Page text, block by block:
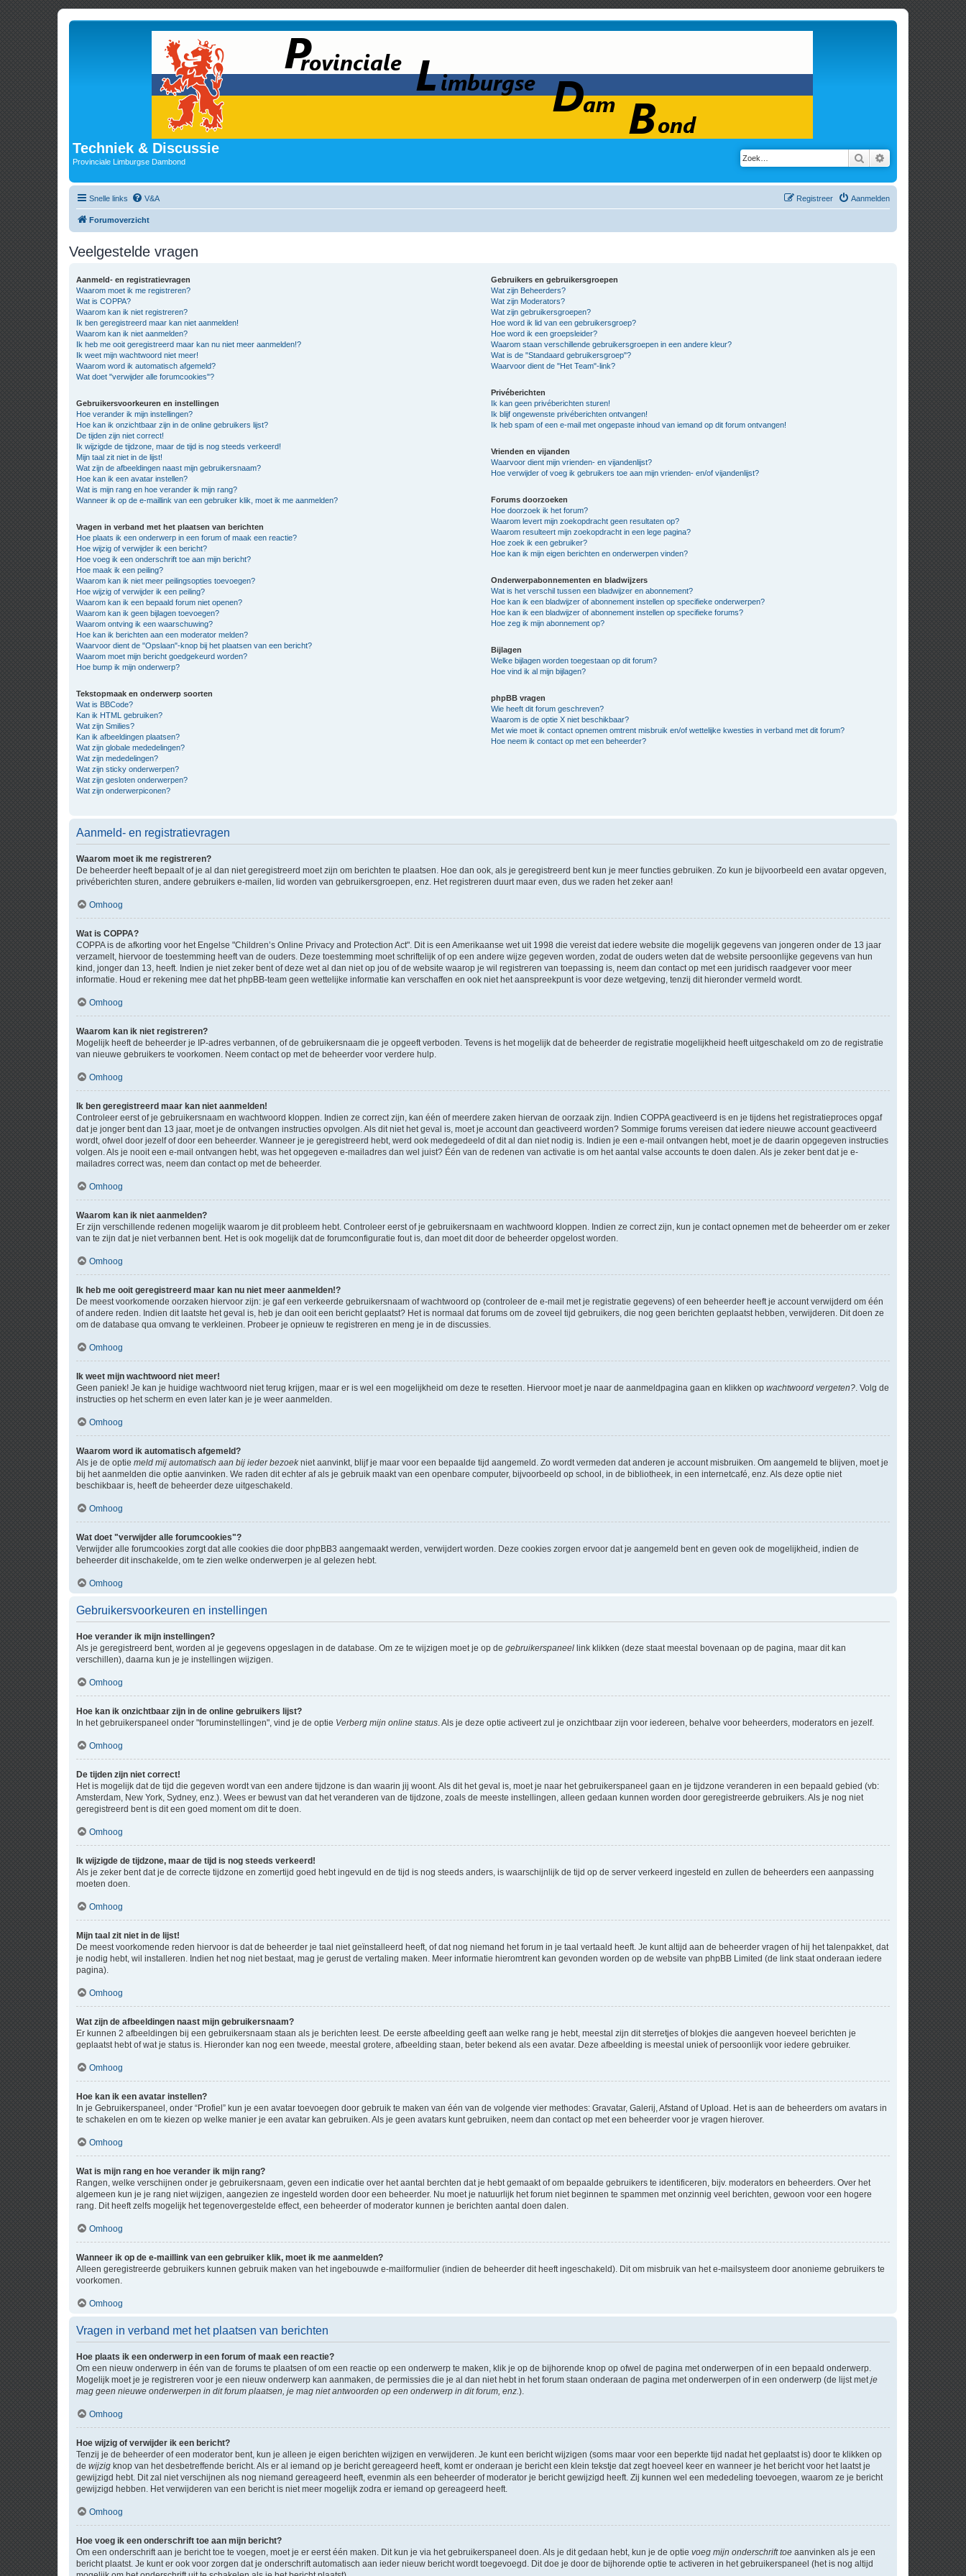
Techniek & Discussie
Provinciale Limburgse Dambond Zoek Uitgebreid zoeken
Snelle links V&A Aanmelden
Registreer
Forumoverzicht
Veelgestelde vragen
Aanmeld- en registratievragen
Waarom moet ik me registreren?
Wat is COPPA?
Waarom kan ik niet registreren?
Ik ben geregistreerd maar kan niet aanmelden!
Waarom kan ik niet aanmelden?
Ik heb me ooit geregistreerd maar kan nu niet meer aanmelden!?
Ik weet mijn wachtwoord niet meer!
Waarom word ik automatisch afgemeld?
Wat doet "verwijder alle forumcookies"?
Gebruikersvoorkeuren en instellingen
Hoe verander ik mijn instellingen?
Hoe kan ik onzichtbaar zijn in de online gebruikers lijst?
De tijden zijn niet correct!
Ik wijzigde de tijdzone, maar de tijd is nog steeds verkeerd!
Mijn taal zit niet in de lijst!
Wat zijn de afbeeldingen naast mijn gebruikersnaam?
Hoe kan ik een avatar instellen?
Wat is mijn rang en hoe verander ik mijn rang?
Wanneer ik op de e-maillink van een gebruiker klik, moet ik me aanmelden?
Vragen in verband met het plaatsen van berichten
Hoe plaats ik een onderwerp in een forum of maak een reactie?
Hoe wijzig of verwijder ik een bericht?
Hoe voeg ik een onderschrift toe aan mijn bericht?
Hoe maak ik een peiling?
Waarom kan ik niet meer peilingsopties toevoegen?
Hoe wijzig of verwijder ik een peiling?
Waarom kan ik een bepaald forum niet openen?
Waarom kan ik geen bijlagen toevoegen?
Waarom ontving ik een waarschuwing?
Hoe kan ik berichten aan een moderator melden?
Waarvoor dient de "Opslaan"-knop bij het plaatsen van een bericht?
Waarom moet mijn bericht goedgekeurd worden?
Hoe bump ik mijn onderwerp?
Tekstopmaak en onderwerp soorten
Wat is BBCode?
Kan ik HTML gebruiken?
Wat zijn Smilies?
Kan ik afbeeldingen plaatsen?
Wat zijn globale mededelingen?
Wat zijn mededelingen?
Wat zijn sticky onderwerpen?
Wat zijn gesloten onderwerpen?
Wat zijn onderwerpiconen?
Gebruikers en gebruikersgroepen
Wat zijn Beheerders?
Wat zijn Moderators?
Wat zijn gebruikersgroepen?
Hoe word ik lid van een gebruikersgroep?
Hoe word ik een groepsleider?
Waarom staan verschillende gebruikersgroepen in een andere kleur?
Wat is de "Standaard gebruikersgroep"?
Waarvoor dient de "Het Team"-link?
Privéberichten
Ik kan geen privéberichten sturen!
Ik blijf ongewenste privéberichten ontvangen!
Ik heb spam of een e-mail met ongepaste inhoud van iemand op dit forum ontvangen!
Vrienden en vijanden
Waarvoor dient mijn vrienden- en vijandenlijst?
Hoe verwijder of voeg ik gebruikers toe aan mijn vrienden- en/of vijandenlijst?
Forums doorzoeken
Hoe doorzoek ik het forum?
Waarom levert mijn zoekopdracht geen resultaten op?
Waarom resulteert mijn zoekopdracht in een lege pagina?
Hoe zoek ik een gebruiker?
Hoe kan ik mijn eigen berichten en onderwerpen vinden?
Onderwerpabonnementen en bladwijzers
Wat is het verschil tussen een bladwijzer en abonnement?
Hoe kan ik een bladwijzer of abonnement instellen op specifieke onderwerpen?
Hoe kan ik een bladwijzer of abonnement instellen op specifieke forums?
Hoe zeg ik mijn abonnement op?
Bijlagen
Welke bijlagen worden toegestaan op dit forum?
Hoe vind ik al mijn bijlagen?
phpBB vragen
Wie heeft dit forum geschreven?
Waarom is de optie X niet beschikbaar?
Met wie moet ik contact opnemen omtrent misbruik en/of wettelijke kwesties in verband met dit forum?
Hoe neem ik contact op met een beheerder?
Aanmeld- en registratievragen
Waarom moet ik me registreren?
De beheerder heeft bepaalt of je al dan niet geregistreerd moet zijn om berichten te plaatsen. Hoe dan ook, als je geregistreerd bent kun je meer functies gebruiken. Zo kun je bijvoorbeeld een avatar opgeven,
privéberichten sturen, andere gebruikers e-mailen, lid worden van gebruikersgroepen, enz. Het registreren duurt maar even, dus we raden het zeker aan!
Omhoog
Wat is COPPA?
COPPA is de afkorting voor het Engelse "Children’s Online Privacy and Protection Act". Dit is een Amerikaanse wet uit 1998 die vereist dat iedere website die mogelijk gegevens van jongeren onder de 13 jaar
verzamelt, hiervoor de toestemming heeft van de ouders. Deze toestemming moet schriftelijk of op een andere wijze gegeven worden, zodat de ouders weten dat de website persoonlijke gegevens van hun
kind, jonger dan 13, heeft. Indien je niet zeker bent of deze wet al dan niet op jou of de website waarop je wil registreren van toepassing is, neem dan contact op met een juridisch raadgever voor meer
informatie. Houd er rekening mee dat het phpBB-team geen wettelijke informatie kan verschaffen en ook niet het aanspreekpunt is voor deze wetgeving, tenzij dit hieronder vermeld wordt.
Omhoog
Waarom kan ik niet registreren?
Mogelijk heeft de beheerder je IP-adres verbannen, of de gebruikersnaam die je opgeeft verboden. Tevens is het mogelijk dat de beheerder de registratie mogelijkheid heeft uitgeschakeld om zo de registratie
van nieuwe gebruikers te voorkomen. Neem contact op met de beheerder voor verdere hulp.
Omhoog
Ik ben geregistreerd maar kan niet aanmelden!
Controleer eerst of je gebruikersnaam en wachtwoord kloppen. Indien ze correct zijn, kan één of meerdere zaken hiervan de oorzaak zijn. Indien COPPA geactiveerd is en je tijdens het registratieproces opgaf
dat je jonger bent dan 13 jaar, moet je de ontvangen instructies opvolgen. Als dit niet het geval is, moet je account dan geactiveerd worden? Sommige forums vereisen dat iedere nieuwe account geactiveerd
wordt, ofwel door jezelf of door een beheerder. Wanneer je je geregistreerd hebt, werd ook medegedeeld of dit al dan niet nodig is. Indien je een e-mail ontvangen hebt, moet je de daarin opgegeven instructies
volgen. Als je nooit een e-mail ontvangen hebt, was het opgegeven e-mailadres dan wel juist? Één van de redenen van activatie is om het aantal valse accounts te doen dalen. Als je zeker bent dat je e-
mailadres correct was, neem dan contact op met de beheerder.
Omhoog
Waarom kan ik niet aanmelden?
Er zijn verschillende redenen mogelijk waarom je dit probleem hebt. Controleer eerst of je gebruikersnaam en wachtwoord kloppen. Indien ze correct zijn, kun je contact opnemen met de beheerder om er zeker
van te zijn dat je niet verbannen bent. Het is ook mogelijk dat de forumconfiguratie fout is, dan moet dit door de beheerder opgelost worden.
Omhoog
Ik heb me ooit geregistreerd maar kan nu niet meer aanmelden!?
De meest voorkomende oorzaken hiervoor zijn: je gaf een verkeerde gebruikersnaam of wachtwoord op (controleer de e-mail met je registratie gegevens) of een beheerder heeft je account verwijderd om één
of andere reden. Indien dit laatste het geval is, heb je dan ooit een bericht geplaatst? Het is normaal dat forums om de zoveel tijd gebruikers, die nog geen berichten geplaatst hebben, verwijderen. Dit doen ze
om de database qua omvang te verkleinen. Probeer je opnieuw te registreren en meng je in de discussies.
Omhoog
Ik weet mijn wachtwoord niet meer!
Geen paniek! Je kan je huidige wachtwoord niet terug krijgen, maar er is wel een mogelijkheid om deze te resetten. Hiervoor moet je naar de aanmeldpagina gaan en klikken op wachtwoord vergeten? . Volg de
instructies op het scherm en even later kan je je weer aanmelden.
Omhoog
Waarom word ik automatisch afgemeld?
Als je de optie meld mij automatisch aan bij ieder bezoekniet aanvinkt, blijf je maar voor een bepaalde tijd aangemeld. Zo wordt vermeden dat anderen je account misbruiken. Om aangemeld te blijven, moet je
bij het aanmelden die optie aanvinken. We raden dit echter af als je gebruik maakt van een openbare computer, bijvoorbeeld op school, in de bibliotheek, in een internetcafé, enz. Als deze optie niet
beschikbaar is, heeft de beheerder deze uitgeschakeld.
Omhoog
Wat doet "verwijder alle forumcookies"?
Verwijder alle forumcookies zorgt dat alle cookies die door phpBB3 aangemaakt werden, verwijdert worden. Deze cookies zorgen ervoor dat je aangemeld bent en geven ook de mogelijkheid, indien de
beheerder dit inschakelde, om te zien welke onderwerpen je al gelezen hebt.
Omhoog
Gebruikersvoorkeuren en instellingen
Hoe verander ik mijn instellingen?
Als je geregistreerd bent, worden al je gegevens opgeslagen in de database. Om ze te wijzigen moet je op de gebruikerspaneel link klikken (deze staat meestal bovenaan op de pagina, maar dit kan
verschillen), daarna kun je je instellingen wijzigen.
Omhoog
Hoe kan ik onzichtbaar zijn in de online gebruikers lijst?
In het gebruikerspaneel onder "foruminstellingen", vind je de optie Verberg mijn online status . Als je deze optie activeert zul je onzichtbaar zijn voor iedereen, behalve voor beheerders, moderators en jezelf.
Omhoog
De tijden zijn niet correct!
Het is mogelijk dat de tijd die gegeven wordt van een andere tijdzone is dan waarin jij woont. Als dit het geval is, moet je naar het gebruikerspaneel gaan en je tijdzone veranderen in een bepaald gebied (vb:
Amsterdam, New York, Sydney, enz.). Wees er bewust van dat het veranderen van de tijdzone, zoals de meeste instellingen, alleen gedaan kunnen worden door geregistreerde gebruikers. Als je nog niet
geregistreerd bent is dit een goed moment om dit te doen.
Omhoog
Ik wijzigde de tijdzone, maar de tijd is nog steeds verkeerd!
Als je zeker bent dat je de correcte tijdzone en zomertijd goed hebt ingevuld en de tijd is nog steeds anders, is waarschijnlijk de tijd op de server verkeerd ingesteld en zullen de beheerders een aanpassing
moeten doen.
Omhoog
Mijn taal zit niet in de lijst!
De meest voorkomende reden hiervoor is dat de beheerder je taal niet geïnstalleerd heeft, of dat nog niemand het forum in je taal vertaald heeft. Je kunt altijd aan de beheerder vragen of hij het talenpakket, dat
je nodig hebt, wil installeren. Indien het nog niet bestaat, mag je gerust de vertaling maken. Meer informatie hieromtrent kan gevonden worden op de website van phpBB Limited (de link staat onderaan iedere
pagina).
Omhoog
Wat zijn de afbeeldingen naast mijn gebruikersnaam?
Er kunnen 2 afbeeldingen bij een gebruikersnaam staan als je berichten leest. De eerste afbeelding geeft aan welke rang je hebt, meestal zijn dit sterretjes of blokjes die aangeven hoeveel berichten je
geplaatst hebt of wat je status is. Hieronder kan nog een tweede, meestal grotere, afbeelding staan, beter bekend als een avatar. Deze afbeelding is meestal uniek of persoonlijk voor iedere gebruiker.
Omhoog
Hoe kan ik een avatar instellen?
In je Gebruikerspaneel, onder “Profiel” kun je een avatar toevoegen door gebruik te maken van één van de volgende vier methodes: Gravatar, Galerij, Afstand of Upload. Het is aan de beheerders om avatars in
te schakelen en om te kiezen op welke manier je een avatar kan gebruiken. Als je geen avatars kunt gebruiken, neem dan contact op met een beheerder voor je vragen hierover.
Omhoog
Wat is mijn rang en hoe verander ik mijn rang?
Rangen, welke verschijnen onder je gebruikersnaam, geven een indicatie over het aantal berchten dat je hebt gemaakt of om bepaalde gebruikers te identificeren, bijv. moderators en beheerders. Over het
algemeen kun je je rang niet wijzigen, aangezien ze ingesteld worden door een beheerder. Nu moet je natuurlijk het forum niet beginnen te spammen met onzinnig veel berichten, gewoon voor een hogere
rang. Dit heeft zelfs mogelijk het tegenovergestelde effect, een beheerder of moderator kunnen je berichten aantal doen dalen.
Omhoog
Wanneer ik op de e-maillink van een gebruiker klik, moet ik me aanmelden?
Alleen geregistreerde gebruikers kunnen gebruik maken van het ingebouwde e-mailformulier (indien de beheerder dit heeft ingeschakeld). Dit om misbruik van het e-mailsysteem door anonieme gebruikers te
voorkomen.
Omhoog
Vragen in verband met het plaatsen van berichten
Hoe plaats ik een onderwerp in een forum of maak een reactie?
Om een nieuw onderwerp in één van de forums te plaatsen of om een reactie op een onderwerp te maken, klik je op de bijhorende knop op ofwel de pagina met onderwerpen of in een bepaald onderwerp.
Mogelijk moet je je registreren voor je een nieuw onderwerp kan aanmaken, de permissies die je al dan niet hebt in het forum staan onderaan de pagina met onderwerpen of in een onderwerp (de lijst met je
mag geen nieuwe onderwerpen in dit forum plaatsen, je mag niet antwoorden op een onderwerp in dit forum, enz. ).
Omhoog
Hoe wijzig of verwijder ik een bericht?
Tenzij je de beheerder of een moderator bent, kun je alleen je eigen berichten wijzigen en verwijderen. Je kunt een bericht wijzigen (soms maar voor een beperkte tijd nadat het geplaatst is) door te klikken op
de wijzig knop van het desbetreffende bericht. Als er al iemand op je bericht gereageerd heeft, komt er onderaan je bericht een klein tekstje dat zegt hoeveel keer en wanneer je het bericht voor het laatst je
gewijzigd hebt. Dit zal niet verschijnen als nog niemand gereageerd heeft, evenmin als een beheerder of moderator je bericht gewijzigd heeft. Zij kunnen wel een mededeling toevoegen, waarom ze je bericht
gewijzigd hebben. Het verwijderen van een bericht is niet meer mogelijk zodra er iemand op gereageerd heeft.
Omhoog
Hoe voeg ik een onderschrift toe aan mijn bericht?
Om een onderschrift aan je bericht toe te voegen, moet je er eerst één maken. Dit kun je via het gebruikerspaneel doen. Als je dit gedaan hebt, kun je de optie voeg mijn onderschrift toe aanvinken als je een
bericht plaatst. Je kunt er ook voor zorgen dat je onderschrift automatisch aan ieder nieuw bericht wordt toegevoegd. Dit doe je door de bijhorende optie te activeren in het gebruikerspaneel (het is nog altijd